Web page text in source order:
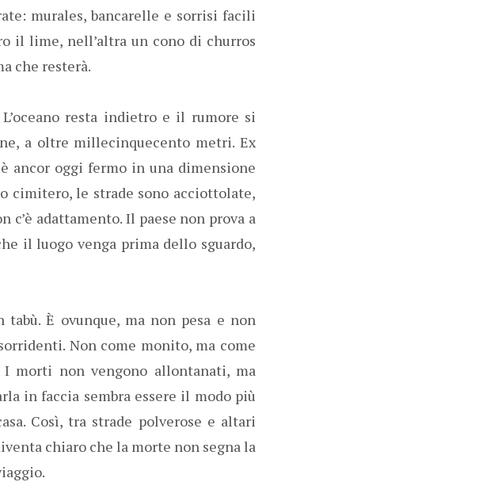
murales, bancarelle e sorrisi facili
il lime, nell’altra un cono di churros
che resterà.
resta indietro e il rumore si
a oltre millecinquecento metri. Ex
ancor oggi fermo in una dimensione
cimitero, le strade sono acciottolate,
c’è adattamento. Il paese non prova a
il luogo venga prima dello sguardo,
È ovunque, ma non pesa e non
Non come monito, ma come
I morti non vengono allontanati, ma
in faccia sembra essere il modo più
Così, tra strade polverose e altari
chiaro che la morte non segna la